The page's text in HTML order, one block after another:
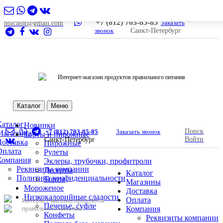
nolcalor@gmail.com +7 (812) 703-85-85 Заказать
звонок
Санкт-Петербург
Интернет-магазин продуктов правильного питания
Каталог Меню
Реквизиты компании
Политика конфиденциальности
Новинки
Торты и пирожные
Пирожные
Рулеты
Эклеры, трубочки, профитроли
Десерты
Торты
Мороженое
Низкокалорийные сладости
Печенье, суфле
Конфеты
+7 (812) 703-85-85
Заказать звонок
Санкт-Петербург
Поиск
Войти
Интернет-магазин продуктов
правильного питания
Каталог
Магазины
Доставка
Оплата
Компания
Реквизиты компании